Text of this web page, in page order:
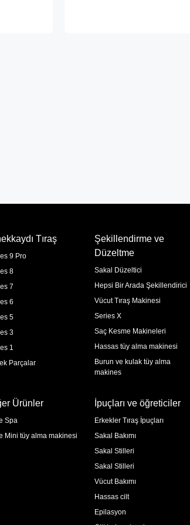
Tıraş
9 Pro
8
7
6
5
3
1
Parçalar
Şekillendirme ve
Düzeltme
Sakal Düzeltici
Hepsi Bir Arada Şekillendirici
Vücut Tıraş Makinesi
Series X
Saç Kesme Makineleri
Hassas tüy alma makinesi
Burun ve kulak tüy alma
makines
Ürünler
Spa
Mini tüy alma makinesi
İpuçları ve öğreticiler
Erkekler Tıraş İpuçları
Sakal Bakımı
Sakal Stilleri
Sakal Stilleri
Vücut Bakımı
Hassas cilt
Epilasyon